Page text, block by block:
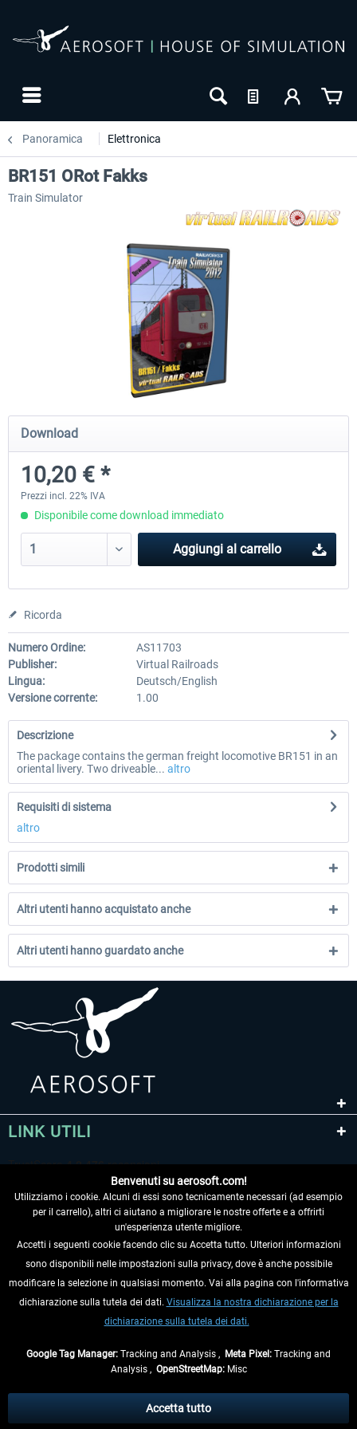
Panoramica Elettronica
ICE 4 (Class 412)
35,83 € *
Stadler Flirt 3
BR151 ORot Fakks
Train Simulator
Download
10,20 € *
Prezzi incl. 22% IVA
Disponibile come download immediato
Aggiungi al carrello
Ricorda
Numero Ordine:
AS11703
Publisher:
Virtual Railroads
Lingua:
Deutsch/English
Versione corrente:
1.00
Descrizione
The package contains the german freight locomotive BR151 in an
oriental livery. Two driveable... altro
Requisiti di sistema
altro
Prodotti simili
Altri utenti hanno acquistato anche
Altri utenti hanno guardato anche
LINK UTILI
RECEDERE DAL CONTRATTO
INFORMAZIONI
eventualmente le spese di spedizione, se non diversamente descritto.
** Riguarda le spedizioni al di fuori della Germania, i tempi di consegna per le
Benvenuti su aerosoft.com!
Utilizziamo i cookie. Alcuni di essi sono tecnicamente necessari (ad esempio
per il carrello), altri ci aiutano a migliorare le nostre offerte e a offrirti
un'esperienza utente migliore.
Accetti i seguenti cookie facendo clic su Accetta tutto. Ulteriori informazioni
sono disponibili nelle impostazioni sulla privacy, dove è anche possibile
modificare la selezione in qualsiasi momento. Vai alla pagina con l'informativa
dichiarazione sulla tutela dei dati. Visualizza la nostra dichiarazione per la
dichiarazione sulla tutela dei dati.
Google Tag Manager: Tracking and Analysis , Meta Pixel: Tracking and
Analysis , OpenStreetMap:Misc
Accetta tutto